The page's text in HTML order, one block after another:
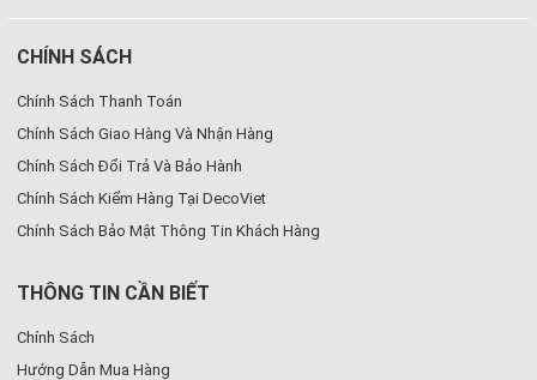
CHÍNH SÁCH
Chính Sách Thanh Toán
Chính Sách Giao Hàng Và Nhận Hàng
Chính Sách Đổi Trả Và Bảo Hành
Chính Sách Kiểm Hàng Tại DecoViet
Chính Sách Bảo Mật Thông Tin Khách Hàng
THÔNG TIN CẦN BIẾT
Chính Sách
Hướng Dẫn Mua Hàng